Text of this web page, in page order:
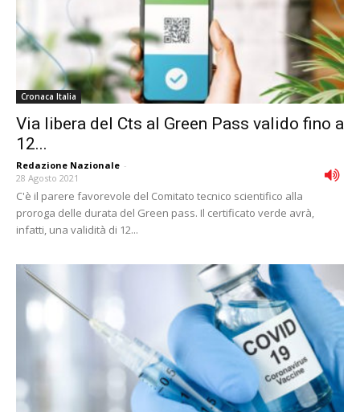
Cronaca Italia
Via libera del Cts al Green Pass valido fino a
12...
Redazione Nazionale -
28 Agosto 2021
C'è il parere favorevole del Comitato tecnico scientifico alla
proroga delle durata del Green pass. Il certificato verde avrà,
infatti, una validità di 12...